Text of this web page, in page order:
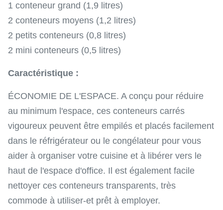
1 conteneur grand (1,9 litres)
2 conteneurs moyens (1,2 litres)
2 petits conteneurs (0,8 litres)
2 mini conteneurs (0,5 litres)
Caractéristique :
ÉCONOMIE DE L'ESPACE. A conçu pour réduire
au minimum l'espace, ces conteneurs carrés
vigoureux peuvent être empilés et placés facilement
dans le réfrigérateur ou le congélateur pour vous
aider à organiser votre cuisine et à libérer vers le
haut de l'espace d'office. Il est également facile
nettoyer ces conteneurs transparents, très
commode à utiliser-et prêt à employer.